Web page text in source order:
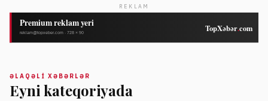
REKLAM
ƏLAQƏLI XƏBƏRLƏR
Eyni kateqoriyada